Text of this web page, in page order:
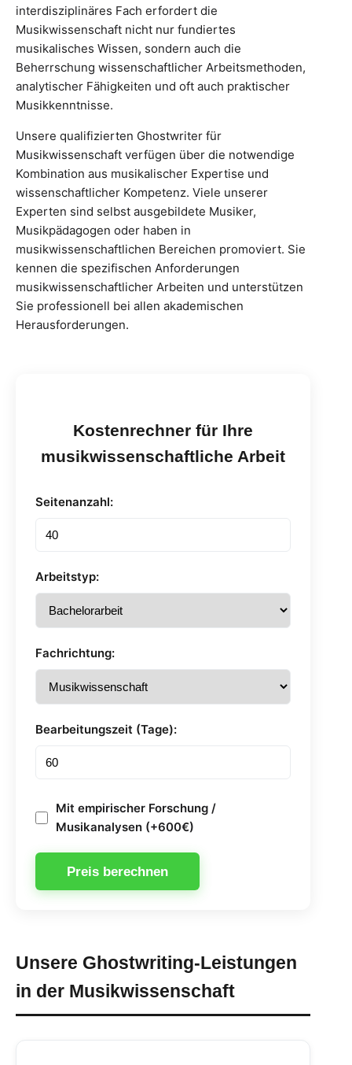
interdisziplinäres Fach erfordert die
Musikwissenschaft nicht nur fundiertes
musikalisches Wissen, sondern auch die
Beherrschung wissenschaftlicher Arbeitsmethoden,
analytischer Fähigkeiten und oft auch praktischer
Musikkenntnisse.
Unsere qualifizierten Ghostwriter für
Musikwissenschaft verfügen über die notwendige
Kombination aus musikalischer Expertise und
wissenschaftlicher Kompetenz. Viele unserer
Experten sind selbst ausgebildete Musiker,
Musikpädagogen oder haben in
musikwissenschaftlichen Bereichen promoviert. Sie
kennen die spezifischen Anforderungen
musikwissenschaftlicher Arbeiten und unterstützen
Sie professionell bei allen akademischen
Herausforderungen.
Kostenrechner für Ihre
musikwissenschaftliche Arbeit
Seitenanzahl:
Arbeitstyp:
Fachrichtung:
Bearbeitungszeit (Tage):
Mit empirischer Forschung /
Musikanalysen (+600€)
Preis berechnen
Unsere Ghostwriting-Leistungen
in der Musikwissenschaft